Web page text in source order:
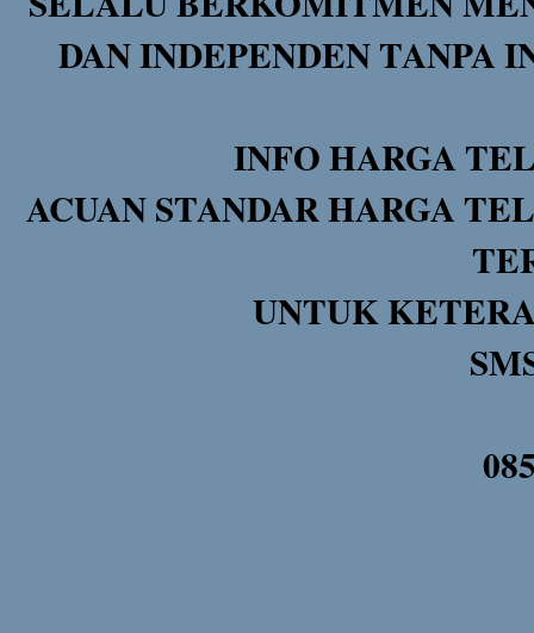
DAN INDEPENDEN TANPA
INFO HARGA
ACUAN STANDAR HARGA
UNTUK